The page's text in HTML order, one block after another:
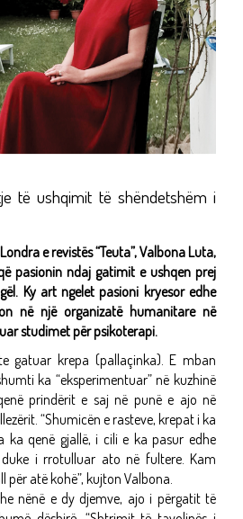
të ushqimit të shëndetshëm i
e revistës “Teuta”, Valbona Luta,
pasionin ndaj gatimit e ushqen prej
Ky art ngelet pasioni kryesor edhe
në një organizatë humanitare në
studimet për psikoterapi.
gatuar krepa (pallaçinka). E mban
ka “eksperimentuar” në kuzhinë
prindërit e saj në punë e ajo në
“Shumicën e rasteve, krepat i ka
ka qenë gjallë, i cili e ka pasur edhe
duke i rrotulluar ato në fultere. Kam
atë kohë”, kujton Valbona.
nënë e dy djemve, ajo i përgatit të